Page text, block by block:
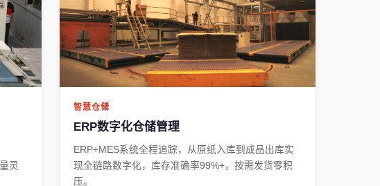
灵
智慧仓储
ERP数字化仓储管理
ERP+MES系统全程追踪，从原纸入库到成品出库实
现全链路数字化，库存准确率99%+，按需发货零积
压。